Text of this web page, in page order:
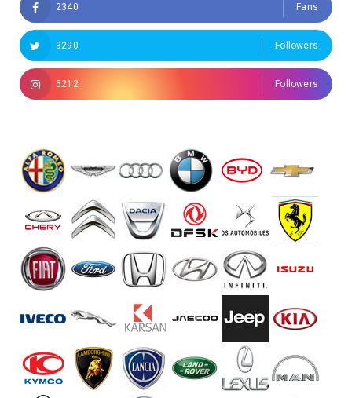
2340 Fans
3290 Followers
5212 Followers